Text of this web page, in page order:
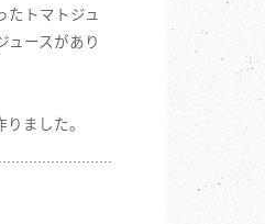
トマトジュ
ュースがあり
ました。